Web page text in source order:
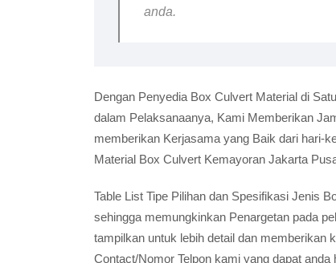
anda.
Dengan Penyedia Box Culvert Material di
dalam Pelaksanaanya, Kami Memberikan
memberikan Kerjasama yang Baik dari hari-
Material Box Culvert Kemayoran Jakarta
Table List Tipe Pilihan dan Spesifikasi Jenis
sehingga memungkinkan Penargetan pada
tampilkan untuk lebih detail dan memberikan
Contact/Nomor Telpon kami yang dapat